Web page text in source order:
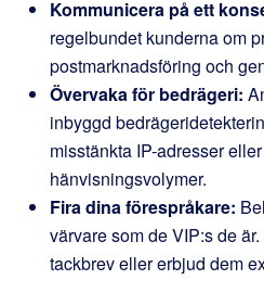
Kommunicera på ett
regelbundet kunderna om
postmarknadsföring och
Övervaka för bedrägeri:
inbyggd
misstänkta IP-adresser
hänvisningsvolymer.
Fira dina förespråkare:
värvare som de VIP:s de
tackbrev eller erbjud dem